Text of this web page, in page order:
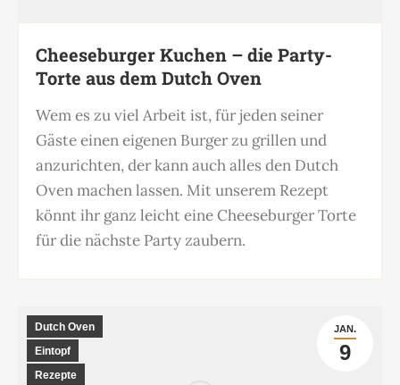
Cheeseburger Kuchen – die Party-
Torte aus dem Dutch Oven
Wem es zu viel Arbeit ist, für jeden seiner
Gäste einen eigenen Burger zu grillen und
anzurichten, der kann auch alles den Dutch
Oven machen lassen. Mit unserem Rezept
könnt ihr ganz leicht eine Cheeseburger Torte
für die nächste Party zaubern.
JAN.
9
Dutch Oven
Eintopf
Rezepte